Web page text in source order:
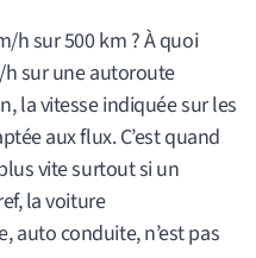
h sur 500 km ? À quoi
h sur une autoroute
la vitesse indiquée sur les
aux flux. C’est quand
vite surtout si un
la voiture
conduite, n’est pas